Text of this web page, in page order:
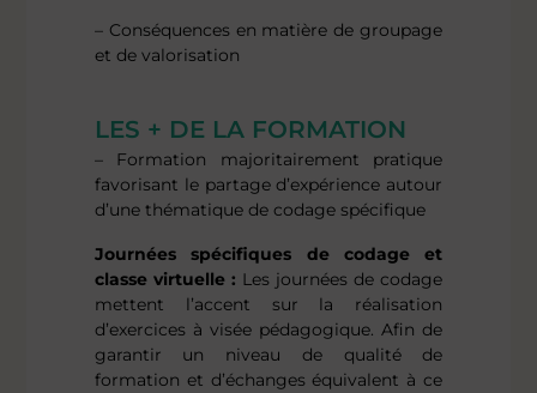
– Conséquences en matière de groupage
et de valorisation
LES + DE LA FORMATION
– Formation majoritairement pratique
favorisant le partage d’expérience autour
d’une thématique de codage spécifique
Journées spécifiques de codage et
classe virtuelle : Les journées de codage
mettent l’accent sur la réalisation
d’exercices à visée pédagogique. Afin de
garantir un niveau de qualité de
formation et d’échanges équivalent à ce